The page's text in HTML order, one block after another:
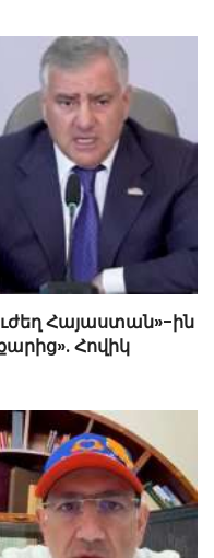
Հայաստան»-ին
Հովիկ